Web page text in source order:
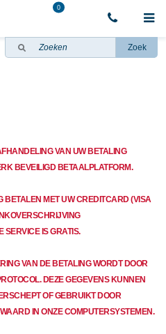
0
Zoek
VAN UW BETALING
BEVEILIGD BETAALPLATFORM.
BETALEN MET UW CREDITCARD (VISA
SERVICE IS GRATIS.
VAN DE BETALING WORDT DOOR
DEZE GEGEVENS KUNNEN
OF GEBRUIKT DOOR
IN ONZE COMPUTERSYSTEMEN.